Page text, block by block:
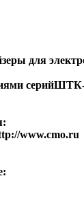
для
www.cmo.ru